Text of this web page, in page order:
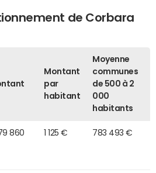
de Corbara
Montant
par
habitant
Moyenne
communes
de 500 à 2
000
habitants
860
1 125 € 783 493 €